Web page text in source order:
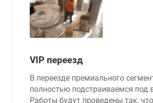
VIP переезд
В переезде премиального
полностью подстраиваемся под
Работы будут проведены так,